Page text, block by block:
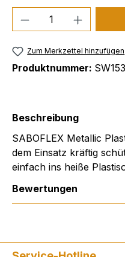
Produkt
Zum Merkzettel hinzufügen
Produktnummer:
Beschreibung
SABOFLEX Metallic
dem Einsatz kräftig
einfach ins heiße
Bewertungen